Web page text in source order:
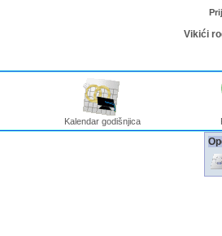
Vikići
Kalendar godišnjica